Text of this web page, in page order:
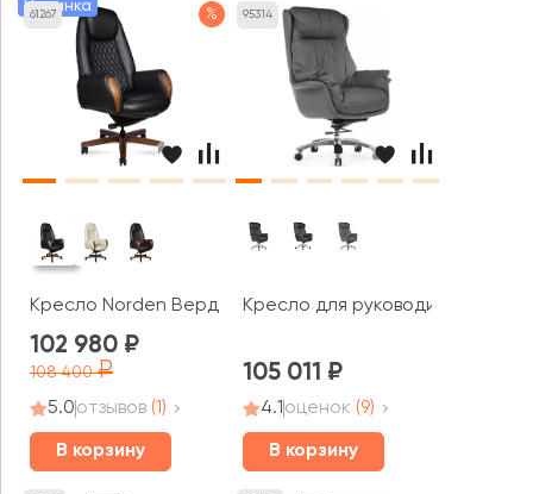
61267
Новинка %
Кресло Norden Верди / Verdi
102 980
108 400
5.0отзывов (1)
В корзину
95314
Кресло для руководителя RV
105 011
4.1 оценок (9)
В корзину